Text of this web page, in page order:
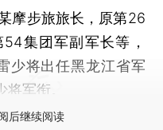
步旅旅长，原第26
集团军副军长等，
少将出任黑龙江省军
军衔。
后继续阅读